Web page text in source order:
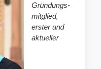
Gründungs-
mitglied,
erster und
aktueller